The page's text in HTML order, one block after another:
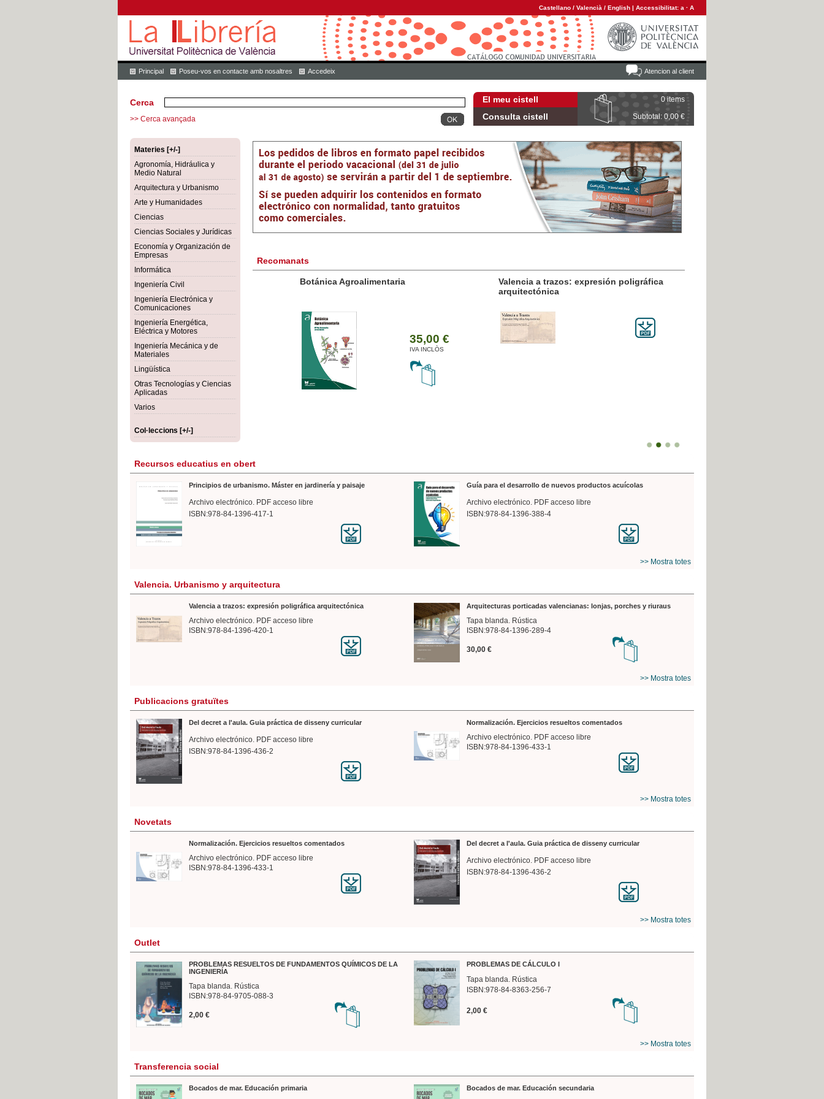
Castellano / Valencià / English | Accessibilitat: a · A
Atencion al client
Principal Poseu-vos en contacte amb nosaltres Accedeix
El meu cistell 0 items
Consulta cistell Subtotal: 0,00 €
Cerca
>> Cerca avançada
Materies [+/-]
Agronomía, Hidráulica y
Medio Natural
Arquitectura y Urbanismo
Arte y Humanidades
Ciencias
Ciencias Sociales y Jurídicas
Economía y Organización de
Empresas
Informática
Ingeniería Civil
Ingeniería Electrónica y
Comunicaciones
Ingeniería Energética,
Eléctrica y Motores
Ingeniería Mecánica y de
Materiales
Lingüística
Otras Tecnologías y Ciencias
Aplicadas
Varios
Col·leccions [+/-]
Recomanats
Botánica Agroalimentaria
Valencia a trazos: expresión poligráfica
arquitectónica
Recursos educatius en obert
Principios de urbanismo. Máster en jardinería y paisaje
Archivo electrónico. PDF acceso libre
ISBN:978-84-1396-417-1
Guía para el desarrollo de nuevos productos acuícolas
Archivo electrónico. PDF acceso libre
ISBN:978-84-1396-388-4
>> Mostra totes
Valencia. Urbanismo y arquitectura
Valencia a trazos: expresión poligráfica arquitectónica
Archivo electrónico. PDF acceso libre
ISBN:978-84-1396-420-1
Arquitecturas porticadas valencianas: lonjas, porches y riuraus
Tapa blanda. Rústica
ISBN:978-84-1396-289-4
30,00 €
>> Mostra totes
Publicacions gratuïtes
Del decret a l'aula. Guia práctica de disseny curricular
Archivo electrónico. PDF acceso libre
ISBN:978-84-1396-436-2
Normalización. Ejercicios resueltos comentados
Archivo electrónico. PDF acceso libre
ISBN:978-84-1396-433-1
>> Mostra totes
Novetats
Normalización. Ejercicios resueltos comentados
Archivo electrónico. PDF acceso libre
ISBN:978-84-1396-433-1
Del decret a l'aula. Guia práctica de disseny curricular
Archivo electrónico. PDF acceso libre
ISBN:978-84-1396-436-2
>> Mostra totes
Outlet
PROBLEMAS RESUELTOS DE FUNDAMENTOS QUÍMICOS DE LA
INGENIERÍA
Tapa blanda. Rústica
ISBN:978-84-9705-088-3
2,00 €
PROBLEMAS DE CÁLCULO I
Tapa blanda. Rústica
ISBN:978-84-8363-256-7
2,00 €
>> Mostra totes
Transferencia social
Bocados de mar. Educación primaria Bocados de mar. Educación secundaria